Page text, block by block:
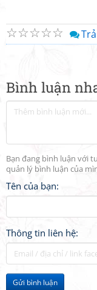
Bình luận
Bạn đang bình luận với
quản lý bình luận của
Tên của bạn:
Thông tin liên hệ:
Gửi bình luận
☆
☆
☆
☆
☆